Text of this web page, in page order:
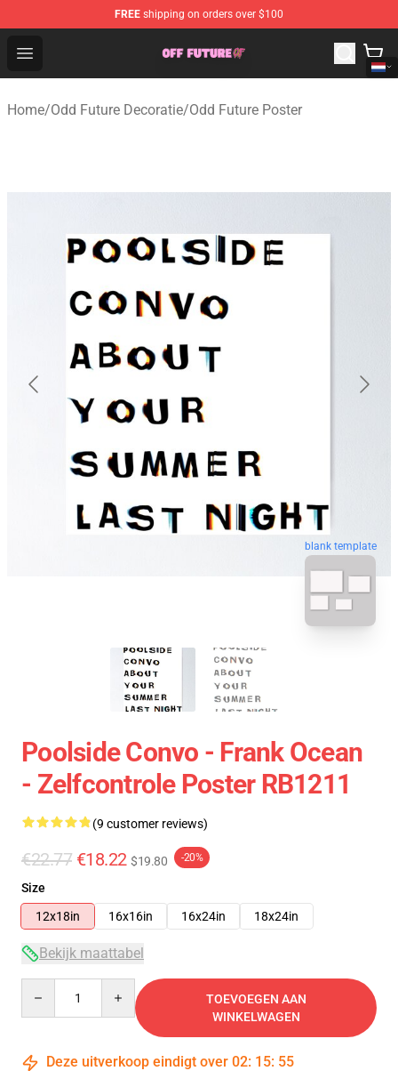
FREE shipping on orders over $100
Open menu
Odd Future Store - Official Odd Future Merchandise Shop
Home/Odd Future Decoratie/Odd Future Poster
blank template
Poolside Convo - Frank Ocean
- Zelfcontrole Poster RB1211
(9 customer reviews)
€22.77 €18.22 $19.80 -20%
Size
12x18in
16x16in 16x24in 18x24in
Bekijk maattabel
TOEVOEGEN AAN
WINKELWAGEN
Deze uitverkoop eindigt over 02: 15: 54